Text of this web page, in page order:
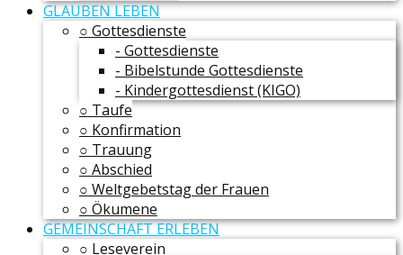
GLAUBEN LEBEN
○ Gottesdienste
- Gottesdienste
- Bibelstunde Gottesdienste
- Kindergottesdienst (KIGO)
○ Taufe
○ Konfirmation
○ Trauung
○ Abschied
○ Weltgebetstag der Frauen
○ Ökumene
GEMEINSCHAFT ERLEBEN
○ Leseverein